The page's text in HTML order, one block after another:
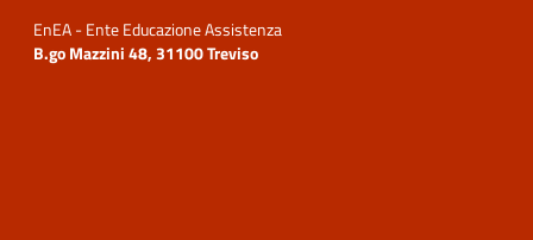
EnEA - Ente Educazione Assistenza
B.go Mazzini 48, 31100 Treviso